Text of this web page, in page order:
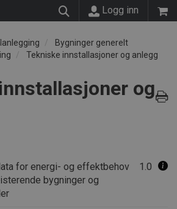
Logg inn
Bygninger generelt
Tekniske innstallasjoner og anlegg
og
for energi- og effektbehov
bygninger og
1.0